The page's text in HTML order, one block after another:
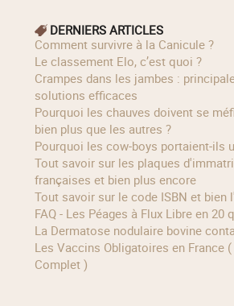
DERNIERS ARTICLES
Comment survivre à la Canicule ?
Le classement Elo, c’est quoi ?
Crampes dans les jambes : principales causes et
solutions efficaces
Pourquoi les chauves doivent se méfier du soleil
bien plus que les autres ?
Pourquoi les cow‑boys portaient‑ils
Tout savoir sur les plaques d'immatriculation
françaises et bien plus encore
Tout savoir sur le code ISBN et bien
FAQ - Les Péages à Flux Libre en 20
La Dermatose nodulaire bovine
Les Vaccins Obligatoires en France ( le Guide
Complet )